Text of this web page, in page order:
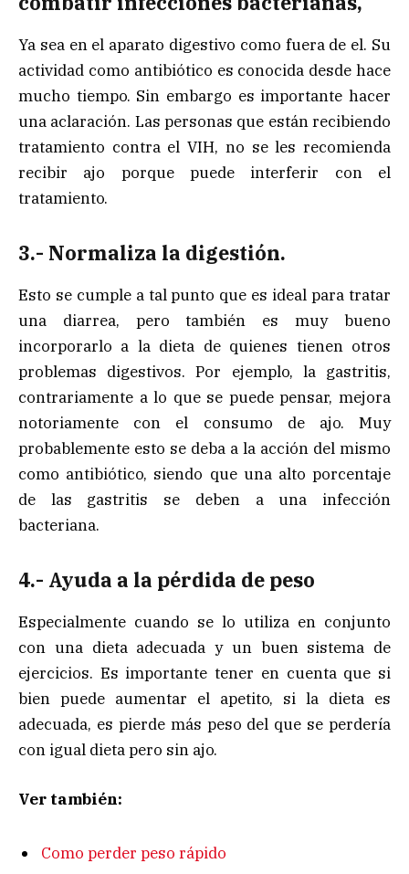
Ya sea en el aparato digestivo como fuera de el. Su
actividad como antibiótico es conocida desde hace
mucho tiempo. Sin embargo es importante hacer
una aclaración. Las personas que están recibiendo
tratamiento contra el VIH, no se les recomienda
recibir ajo porque puede interferir con el
tratamiento.
3.- Normaliza la digestión.
Esto se cumple a tal punto que es ideal para tratar
una diarrea, pero también es muy bueno
incorporarlo a la dieta de quienes tienen otros
problemas digestivos. Por ejemplo, la gastritis,
contrariamente a lo que se puede pensar, mejora
notoriamente con el consumo de ajo. Muy
probablemente esto se deba a la acción del mismo
como antibiótico, siendo que una alto porcentaje
de las gastritis se deben a una infección
bacteriana.
4.- Ayuda a la pérdida de peso
Especialmente cuando se lo utiliza en conjunto
con una dieta adecuada y un buen sistema de
ejercicios. Es importante tener en cuenta que si
bien puede aumentar el apetito, si la dieta es
adecuada, es pierde más peso del que se perdería
con igual dieta pero sin ajo.
Ver también:
Como perder peso rápido